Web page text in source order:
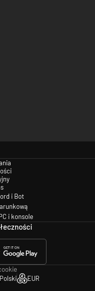
i Bot
i konsole
Polski EUR